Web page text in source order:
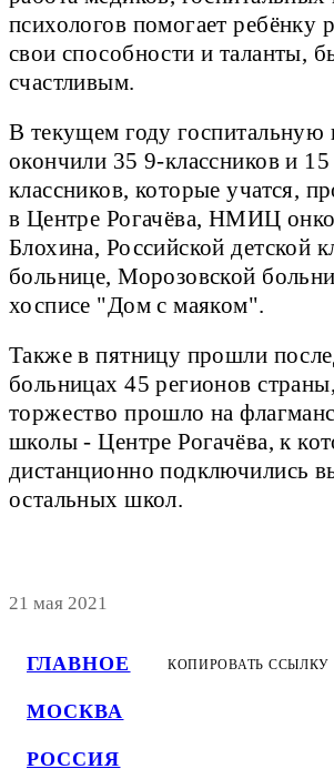
ГЛАВНОЕ
МОСКВА
РОССИЯ
психологов помогает ребёнку
свои способности и таланты,
счастливым.
В текущем году госпитальную
окончили 35 9-классников и
классников, которые учатся,
в Центре Рогачёва, НМИЦ
Блохина, Российской детской
больнице, Морозовской
хосписе "Дом с маяком".
Также в пятницу прошли
больницах 45 регионов
торжество прошло на
школы - Центре Рогачёва, к
дистанционно подключились
остальных школ.
21 мая 2021
КОПИРОВАТЬ ССЫЛКУ